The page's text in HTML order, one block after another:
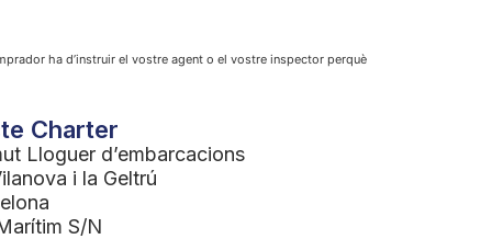
ha d’instruir el vostre agent o el vostre inspector perquè
Charter
Lloguer d’embarcacions
i la Geltrú
S/N